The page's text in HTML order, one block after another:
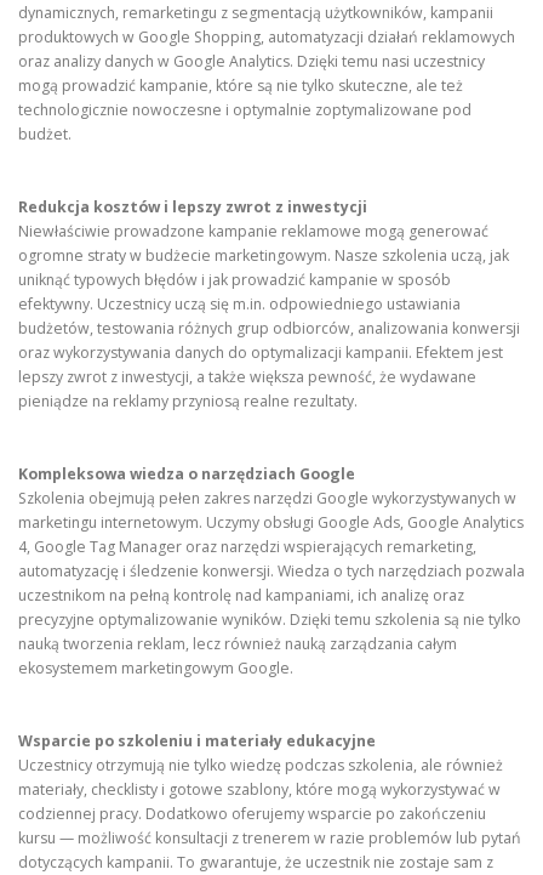
dynamicznych, remarketingu z segmentacją użytkowników, kampanii
produktowych w Google Shopping, automatyzacji działań reklamowych
oraz analizy danych w Google Analytics. Dzięki temu nasi uczestnicy
mogą prowadzić kampanie, które są nie tylko skuteczne, ale też
technologicznie nowoczesne i optymalnie zoptymalizowane pod
budżet.
Redukcja kosztów i lepszy zwrot z inwestycji
Niewłaściwie prowadzone kampanie reklamowe mogą generować
ogromne straty w budżecie marketingowym. Nasze szkolenia uczą, jak
uniknąć typowych błędów i jak prowadzić kampanie w sposób
efektywny. Uczestnicy uczą się m.in. odpowiedniego ustawiania
budżetów, testowania różnych grup odbiorców, analizowania konwersji
oraz wykorzystywania danych do optymalizacji kampanii. Efektem jest
lepszy zwrot z inwestycji, a także większa pewność, że wydawane
pieniądze na reklamy przyniosą realne rezultaty.
Kompleksowa wiedza o narzędziach Google
Szkolenia obejmują pełen zakres narzędzi Google wykorzystywanych w
marketingu internetowym. Uczymy obsługi Google Ads, Google Analytics
4, Google Tag Manager oraz narzędzi wspierających remarketing,
automatyzację i śledzenie konwersji. Wiedza o tych narzędziach pozwala
uczestnikom na pełną kontrolę nad kampaniami, ich analizę oraz
precyzyjne optymalizowanie wyników. Dzięki temu szkolenia są nie tylko
nauką tworzenia reklam, lecz również nauką zarządzania całym
ekosystemem marketingowym Google.
Wsparcie po szkoleniu i materiały edukacyjne
Uczestnicy otrzymują nie tylko wiedzę podczas szkolenia, ale również
materiały, checklisty i gotowe szablony, które mogą wykorzystywać w
codziennej pracy. Dodatkowo oferujemy wsparcie po zakończeniu
kursu — możliwość konsultacji z trenerem w razie problemów lub pytań
dotyczących kampanii. To gwarantuje, że uczestnik nie zostaje sam z